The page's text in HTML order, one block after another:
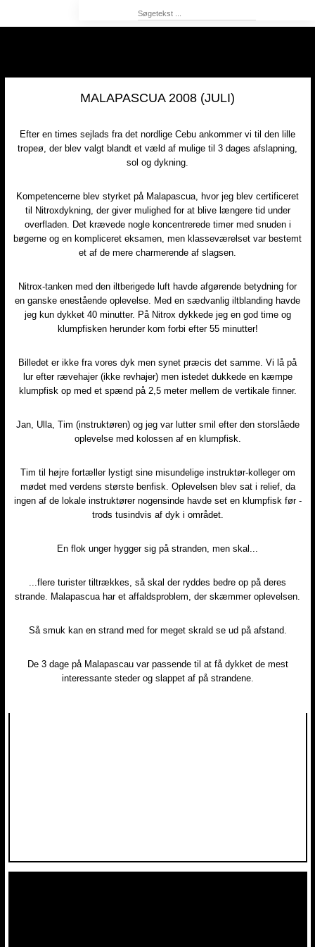
MALAPASCUA 2008 (JULI)
Efter en times sejlads fra det nordlige Cebu ankommer vi til den lille
tropeø, der blev valgt blandt et væld af mulige til 3 dages afslapning,
sol og dykning.​
Kompetencerne blev styrket på Malapascua, hvor jeg blev certificeret
til Nitroxdykning, der giver mulighed for at blive længere tid under
overfladen. Det krævede nogle koncentrerede timer med snuden i
bøgerne og en kompliceret eksamen, men klasseværelset var bestemt
et af de mere charmerende af slagsen.​
Nitrox-tanken med den iltberigede luft havde afgørende betydning for
en ganske enestående oplevelse. Med en sædvanlig iltblanding havde
jeg kun dykket 40 minutter. På Nitrox dykkede jeg en god time og
klumpfisken herunder kom forbi efter 55 minutter!​
Billedet er ikke fra vores dyk men synet præcis det samme. Vi lå på
lur efter rævehajer (ikke revhajer) men istedet dukkede en kæmpe
klumpfisk op med et spænd på 2,5 meter mellem de vertikale finner.​
Jan, Ulla, Tim (instruktøren) og jeg var lutter smil efter den storslåede
oplevelse med kolossen af en klumpfisk.​
Tim til højre fortæller lystigt sine misundelige instruktør-kolleger om
mødet med verdens største benfisk. Oplevelsen blev sat i relief, da
ingen af de lokale instruktører nogensinde havde set en klumpfisk før -
trods tusindvis af dyk i området.
En flok unger hygger sig på stranden, men skal...​
...flere turister tiltrækkes, så skal der ryddes bedre op på deres
strande. Malapascua har et affaldsproblem, der skæmmer oplevelsen.
Så smuk kan en strand med for meget skrald se ud på afstand.​
De 3 dage på Malapascau var passende til at få dykket de mest
interessante steder og slappet af på strandene.​​